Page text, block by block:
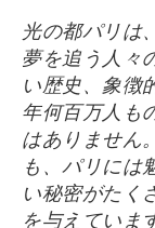
光の都パリは、長い間、旅行者、芸術家、そして
夢を追う人々
い歴史、象徴
年何百万人も
はありません
も、パリには
い秘密がたく
を与えていま